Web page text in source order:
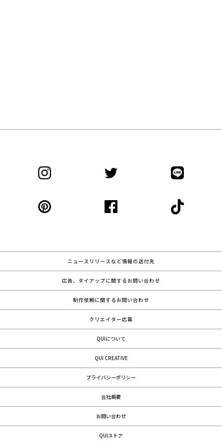
ニュースリリースなど情報の送付先
広告、タイアップに関するお問い合わせ
制作依頼に関するお問い合わせ
クリエイター応募
QUIについて
QUI CREATIVE
プライバシーポリシー
会社概要
お問い合わせ
QUIストア